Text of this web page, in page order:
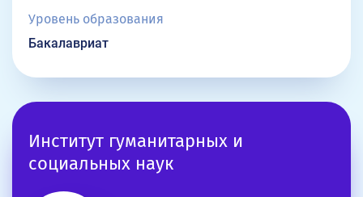
Уровень образования
Бакалавриат
Институт гуманитарных и
социальных наук